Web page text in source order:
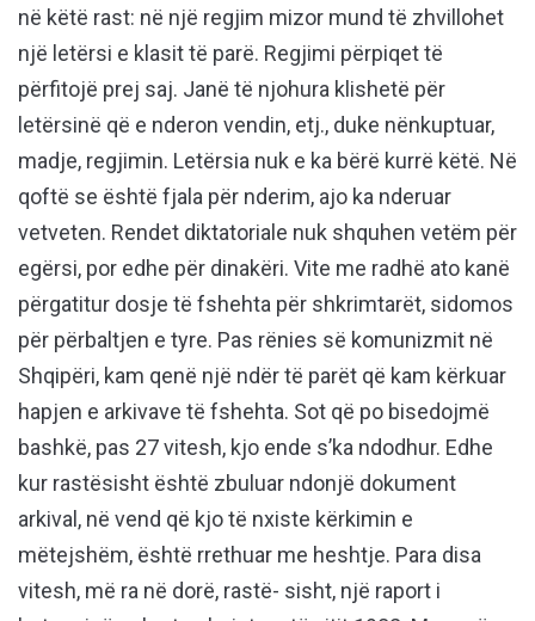
në këtë rast: në një regjim mizor mund të zhvillohet
një letërsi e klasit të parë. Regjimi përpiqet të
përfitojë prej saj. Janë të njohura klishetë për
letërsinë që e nderon vendin, etj., duke nënkuptuar,
madje, regjimin. Letërsia nuk e ka bërë kurrë këtë. Në
qoftë se është fjala për nderim, ajo ka nderuar
vetveten. Rendet diktatoriale nuk shquhen vetëm për
egërsi, por edhe për dinakëri. Vite me radhë ato kanë
përgatitur dosje të fshehta për shkrimtarët, sidomos
për përbaltjen e tyre. Pas rënies së komunizmit në
Shqipëri, kam qenë një ndër të parët që kam kërkuar
hapjen e arkivave të fshehta. Sot që po bisedojmë
bashkë, pas 27 vitesh, kjo ende s’ka ndodhur. Edhe
kur rastësisht është zbuluar ndonjë dokument
arkival, në vend që kjo të nxiste kërkimin e
mëtejshëm, është rrethuar me heshtje. Para disa
vitesh, më ra në dorë, rastë- sisht, një raport i